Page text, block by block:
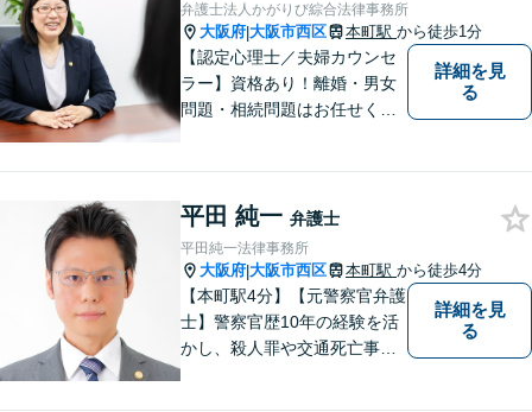
弁護士法人かがりび綜合法律事務所
大阪府|大阪市西区 本町駅 から徒歩1分
【認定心理士／夫婦カウンセ
ラー】資格あり！離婚・男女
問題・相続問題はお任せくだ
指します【初回相談無料】
【本町駅徒歩2分】男性の方の
ご相談も多く寄せられていま
す。
詳細を見
る
平田 純一 弁護士
平田純一法律事務所
大阪府|大阪市西区 本町駅 から徒歩4分
【本町駅4分】【元警察官弁護
士】警察官歴10年の経験を活
かし、殺人罪や交通死亡事故
詳細を見
る